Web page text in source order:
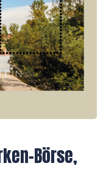
Börse,